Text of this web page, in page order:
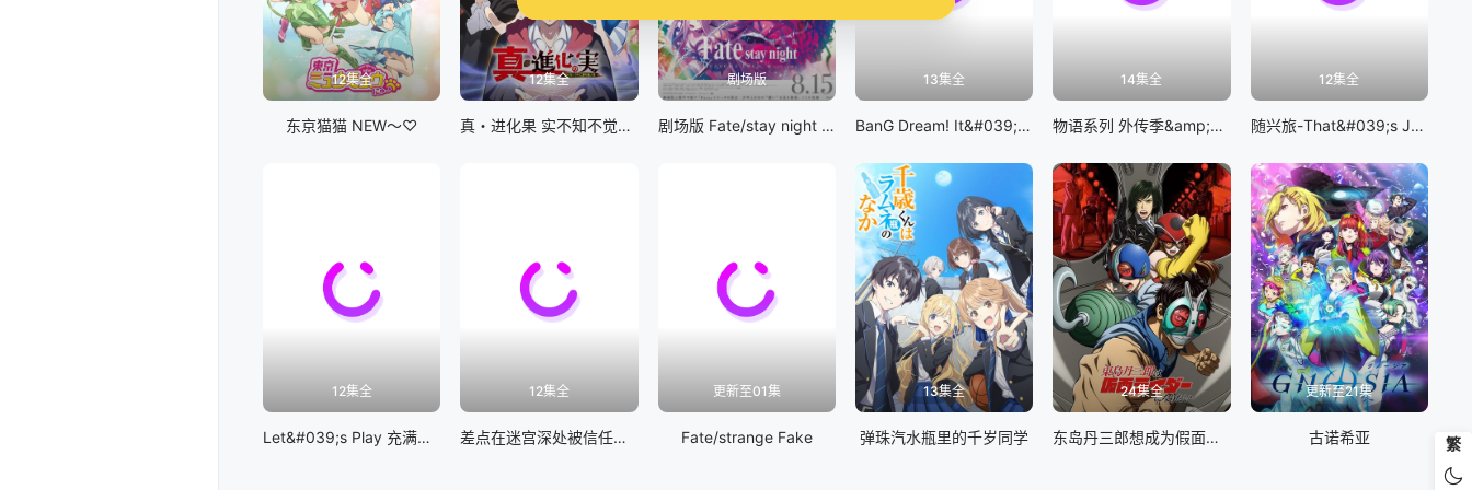
12集全
东京猫猫 NEW～♡
12集全
真・进化果 实不知不觉踏上胜利的人生
剧场版
剧场版 Fate/stay night [Heaven&#039;s Feel] III.spring song
13集全
BanG Dream! It&#039;s MyGO!!!!!
14集全
物语系列 外传季&amp;怪物季
12集全
随兴旅-That&#039;s Journey-
12集全
Let&#039;s Play 充满挑战的人生
12集全
差点在迷宫深处被信任的伙伴杀掉，但靠着天赐技能「无限扭蛋」获得等级9999的伙伴，我要向前队友和世界展开复仇&amp;「给他们好看！」
更新至01集
Fate/strange Fake
13集全
弹珠汽水瓶里的千岁同学
24集全
东岛丹三郎想成为假面骑士
更新至21集
古诺希亚 繁